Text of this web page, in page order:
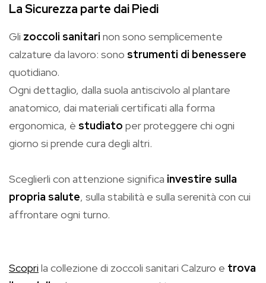
La Sicurezza parte dai Piedi
Gli zoccoli sanitari non sono semplicemente
calzature da lavoro: sono strumenti di benessere
quotidiano.
Ogni dettaglio, dalla suola antiscivolo al plantare
anatomico, dai materiali certificati alla forma
ergonomica, è studiato per proteggere chi ogni
giorno si prende cura degli altri.
Sceglierli con attenzione significa investire sulla
propria salute, sulla stabilità e sulla serenità con cui
affrontare ogni turno.
Scopri la collezione di zoccoli sanitari Calzuro e trova